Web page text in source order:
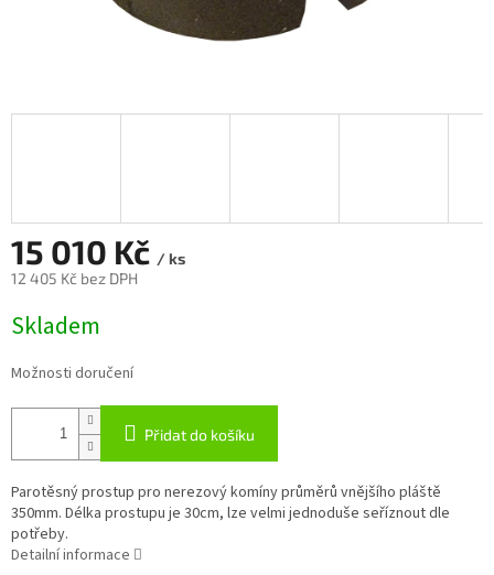
15 010 Kč / ks
12 405 Kč bez DPH
cena:
Skladem
Možnosti doručení
Přidat do košíku
Parotěsný prostup pro nerezový komíny průměrů vnějšího pláště
350mm. Délka prostupu je 30cm, lze velmi jednoduše seříznout dle
potřeby.
Detailní informace